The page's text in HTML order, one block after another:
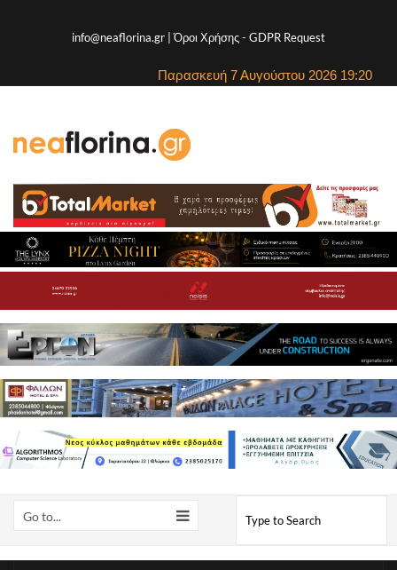
info@neaflorina.gr |Όροι Χρήσης- GDPR Request
Παρασκευή 7 Αυγούστου 2026 19:20
Go to...